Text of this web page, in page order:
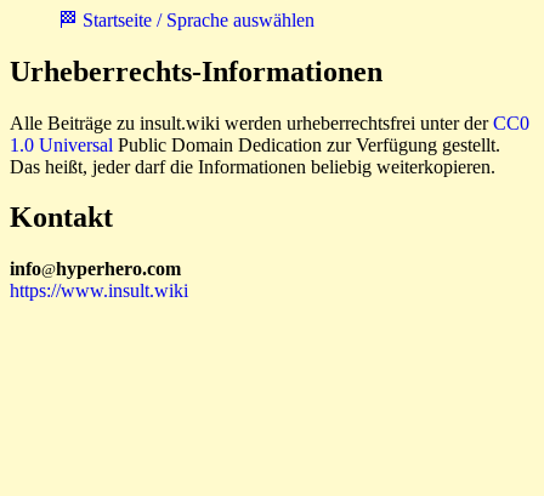
🏁 Startseite / Sprache auswählen
Urheberrechts-Informationen
Alle Beiträge zu insult.wiki werden urheberrechtsfrei unter derCC0
1.0 Universal Public Domain Dedication zur Verfügung gestellt.
Das heißt, jeder darf die Informationen beliebig weiterkopieren.
Kontakt
info@hyperhero.com
https://www.insult.wiki